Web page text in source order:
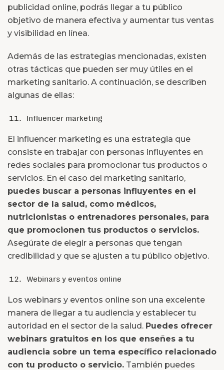
publicidad online, podrás llegar a tu público
objetivo de manera efectiva y aumentar tus ventas
y visibilidad en línea.
Además de las estrategias mencionadas, existen
otras tácticas que pueden ser muy útiles en el
marketing sanitario. A continuación, se describen
algunas de ellas:
Influencer marketing
El influencer marketing es una estrategia que
consiste en trabajar con personas influyentes en
redes sociales para promocionar tus productos o
servicios. En el caso del marketing sanitario,
puedes buscar a personas influyentes en el
sector de la salud, como médicos,
nutricionistas o entrenadores personales, para
que promocionen tus productos o servicios.
Asegúrate de elegir a personas que tengan
credibilidad y que se ajusten a tu público objetivo.
Webinars y eventos online
Los webinars y eventos online son una excelente
manera de llegar a tu audiencia y establecer tu
autoridad en el sector de la salud. Puedes ofrecer
webinars gratuitos en los que enseñes a tu
audiencia sobre un tema específico relacionado
con tu producto o servicio. También puedes